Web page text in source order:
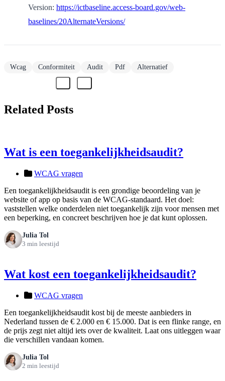
Version: https://ictbaseline.access-board.gov/web-
baselines/20AlternateVersions/
Wcag Conformiteit Audit Pdf Alternatief
Related Posts
Wat is een toegankelijkheidsaudit?
WCAG vragen
Een toegankelijkheidsaudit is een grondige beoordeling van je
website of app op basis van de WCAG-standaard. Het doel:
vaststellen welke onderdelen niet toegankelijk zijn voor mensen met
een beperking, en concreet beschrijven hoe je dat kunt oplossen.
Julia Tol
3 min leestijd
Wat kost een toegankelijkheidsaudit?
WCAG vragen
Een toegankelijkheidsaudit kost bij de meeste aanbieders in
Nederland tussen de € 2.000 en € 15.000. Dat is een flinke range, en
de prijs zegt niet altijd iets over de kwaliteit. Laat ons uitleggen waar
die verschillen vandaan komen.
Julia Tol
2 min leestijd